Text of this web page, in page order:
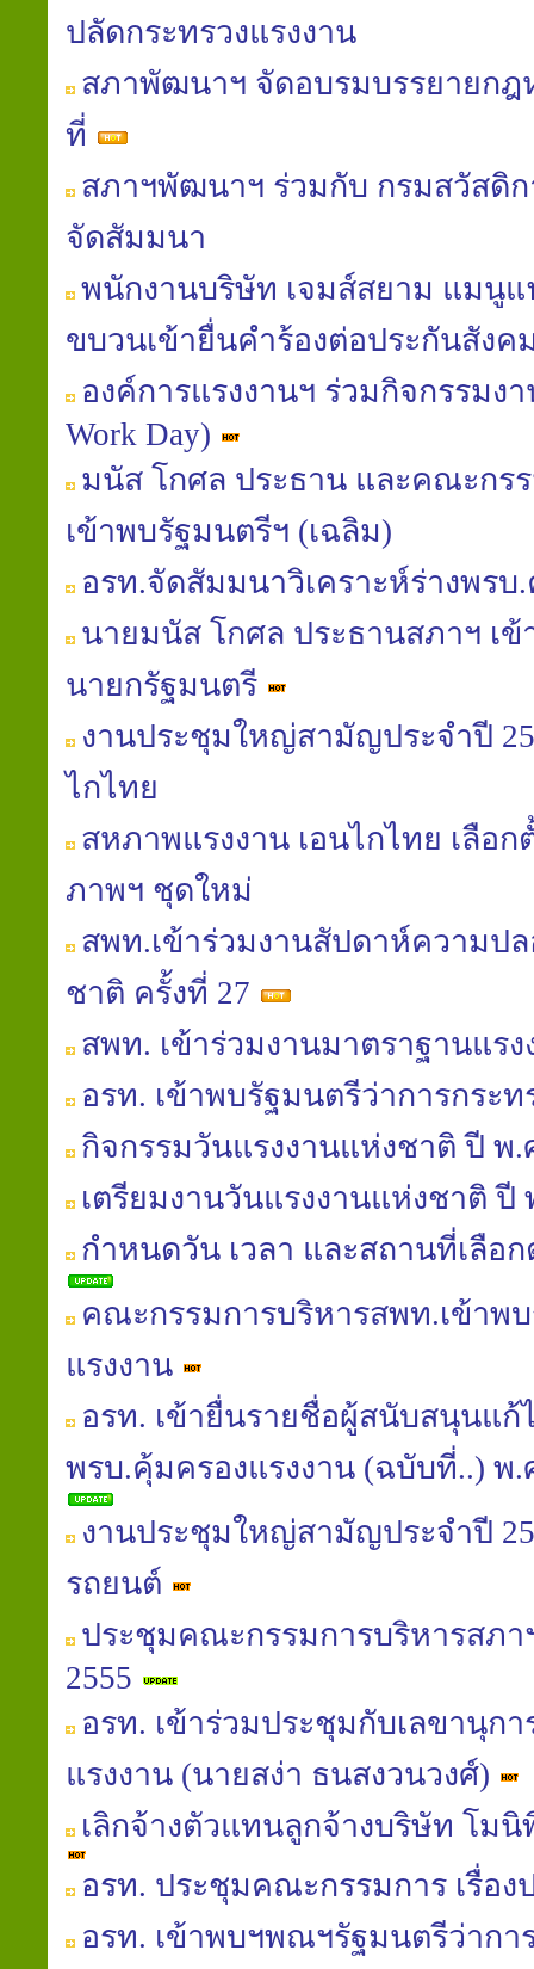
ปลัดกระทรวงแรงงาน
สภาพัฒนาฯ จัดอบรมบรรยายกฎ
ที่
สภาฯพัฒนาฯ ร่วมกับ กรมสวัสดิก
จัดสัมมนา
พนักงานบริษัท เจมส์สยาม แมนูแ
ขบวนเข้ายื่นคำร้องต่อประกันสังค
องค์การแรงงานฯ ร่วมกิจกรรมง
Work Day)
มนัส โกศล ประธาน และคณะกร
เข้าพบรัฐมนตรีฯ (เฉลิม)
อรท.จัดสัมมนาวิเคราะห์ร่างพรบ
นายมนัส โกศล ประธานสภาฯ เ
นายกรัฐมนตรี
งานประชุมใหญ่สามัญประจำปี
ไกไทย
สหภาพแรงงาน เอนไกไทย เลือ
ภาพฯ ชุดใหม่
สพท.เข้าร่วมงานสัปดาห์ความป
ชาติ ครั้งที่ 27
สพท. เข้าร่วมงานมาตราฐานแร
อรท. เข้าพบรัฐมนตรีว่าการกระท
กิจกรรมวันแรงงานแห่งชาติ ปี พ.
เตรียมงานวันแรงงานแห่งชาติ ปี
กำหนดวัน เวลา และสถานที่เลือ
คณะกรรมการบริหารสพท.เข้าพ
แรงงาน
อรท. เข้ายื่นรายชื่อผู้สนับสนุนแก้
พรบ.คุ้มครองแรงงาน (ฉบับที่..) พ.
งานประชุมใหญ่สามัญประจำปี
รถยนต์
ประชุมคณะกรรมการบริหารสภา
2555
อรท. เข้าร่วมประชุมกับเลขานุก
แรงงาน (นายสง่า ธนสงวนวงศ์)
เลิกจ้างตัวแทนลูกจ้างบริษัท โม
อรท. ประชุมคณะกรรมการ เรื่อ
อรท. เข้าพบฯพณฯรัฐมนตรีว่ากา